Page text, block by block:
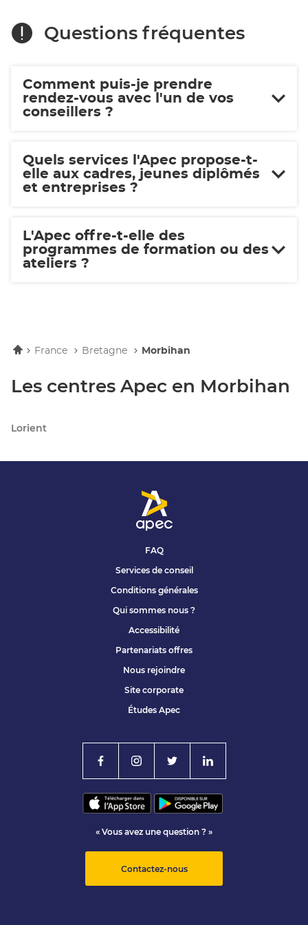
Questions fréquentes
Comment puis-je prendre
rendez-vous avec l'un de vos
conseillers ?
Quels services l'Apec propose-t-
elle aux cadres, jeunes diplômés
et entreprises ?
L'Apec offre-t-elle des
programmes de formation ou des
ateliers ?
AccueilFrance Bretagne Morbihan
Les centres Apec en Morbihan
Lorient
FAQ
Services de conseil
Conditions générales
Qui sommes nous ?
Accessibilité
Partenariats offres
Nous rejoindre
Site corporate
Études Apec
« Vous avez une question ? »
Contactez-nous